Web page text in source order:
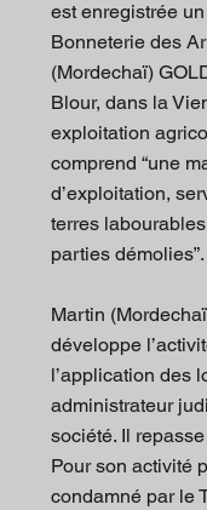
est enregistrée
Bonneterie des
(Mordechaï)
Blour, dans la
exploitation
comprend “une
d’exploitation,
terres
parties démolies”.
Martin
développe
l’application des
administrateur
société. Il
Pour son activité
condamné par le